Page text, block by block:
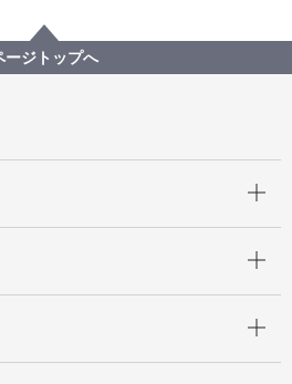
緑土木事務所
中通第二公園愛護会が結成されまし
ージトップへ